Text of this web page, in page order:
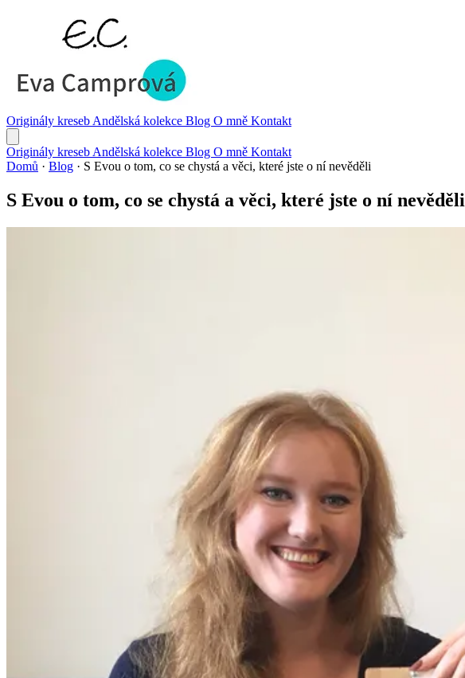
Originály kreseb Andělská kolekce Blog O mně Kontakt
Originály kreseb Andělská kolekce Blog O mně Kontakt
Domů · Blog · S Evou o tom, co se chystá a věci, které jste o ní nevěděli
S Evou o tom, co se chystá a věci, které jste o ní nevěděli